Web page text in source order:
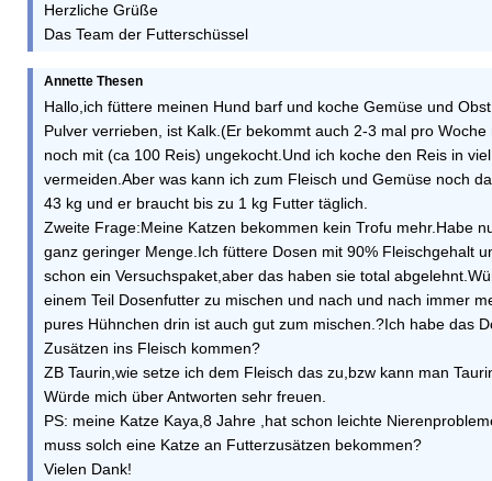
Herzliche Grüße
Das Team der Futterschüssel
Annette Thesen
Hallo,ich füttere meinen Hund barf und koche Gemüse und
Pulver verrieben, ist Kalk.(Er bekommt auch 2-3 mal pro
noch mit (ca 100 Reis) ungekocht.Und ich koche den Reis in
vermeiden.Aber was kann ich zum Fleisch und Gemüse noch
43 kg und er braucht bis zu 1 kg Futter täglich.
Zweite Frage:Meine Katzen bekommen kein Trofu mehr.Habe
ganz geringer Menge.Ich füttere Dosen mit 90% Fleischgehalt
schon ein Versuchspaket,aber das haben sie total
einem Teil Dosenfutter zu mischen und nach und nach immer
pures Hühnchen drin ist auch gut zum mischen.?Ich habe das
Zusätzen ins Fleisch kommen?
ZB Taurin,wie setze ich dem Fleisch das zu,bzw kann man
Würde mich über Antworten sehr freuen.
PS: meine Katze Kaya,8 Jahre ,hat schon leichte
muss solch eine Katze an Futterzusätzen bekommen?
Vielen Dank!